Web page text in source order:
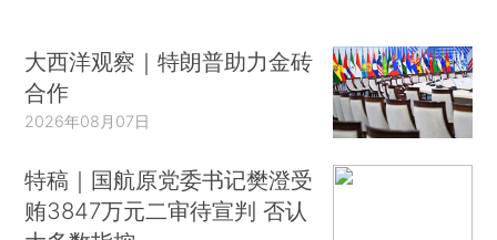
大西洋观察｜特朗普助力金砖
合作
2026年08月07日
特稿｜国航原党委书记樊澄受
贿3847万元二审待宣判 否认